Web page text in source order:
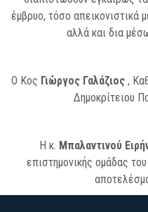
έμβρυο, τόσο απεικονιστικά
αλλά και δια
Ο Κος Γιώργος Γαλάζιος ,
Δημοκρίτειου
Η κ. Μπαλαντινού
επιστημονικής ομάδας